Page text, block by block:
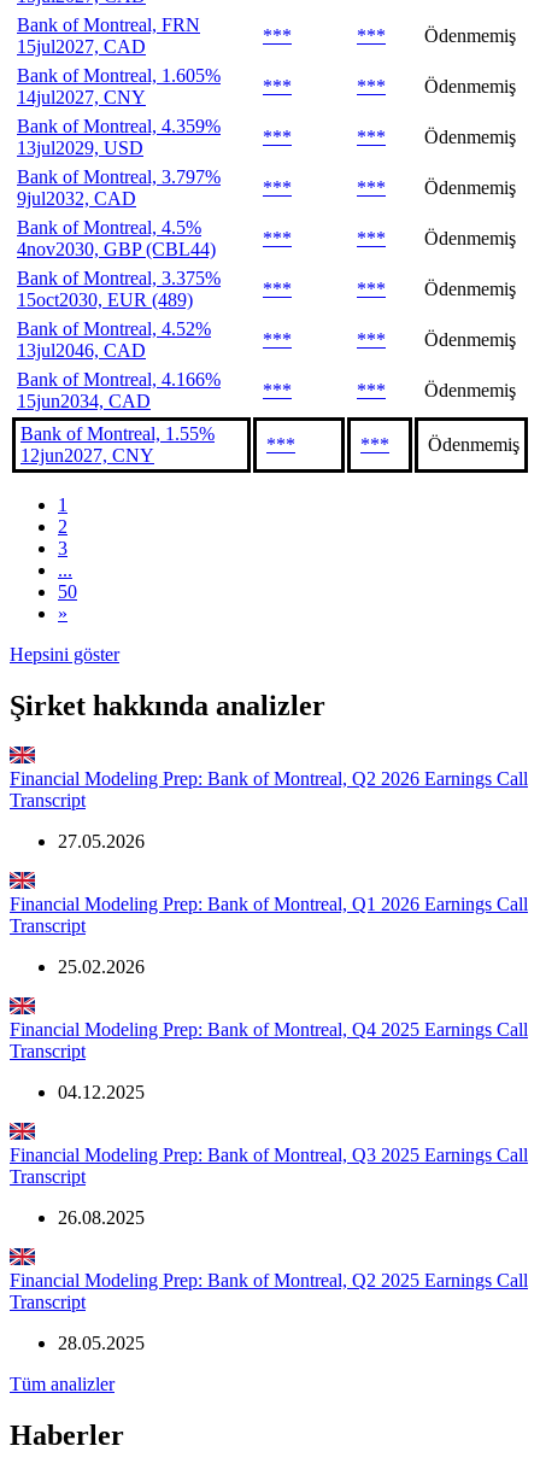
Bank of Montreal, FRN
15jul2027, CAD
*** ***
Ödenmemiş
Bank of Montreal, 1.605%
14jul2027, CNY
*** ***
Ödenmemiş
Bank of Montreal, 4.359%
13jul2029, USD
*** ***
Ödenmemiş
Bank of Montreal, 3.797%
9jul2032, CAD
*** ***
Ödenmemiş
Bank of Montreal, 4.5%
4nov2030, GBP (CBL44)
*** ***
Ödenmemiş
Bank of Montreal, 3.375%
15oct2030, EUR (489)
*** ***
Ödenmemiş
Bank of Montreal, 4.52%
13jul2046, CAD
*** ***
Ödenmemiş
Bank of Montreal, 4.166%
15jun2034, CAD
*** *** Ödenmemiş
Bank of Montreal, 1.55%
12jun2027, CNY
*** *** Ödenmemiş
1
2
3
...
50
»
Hepsini göster
Şirket hakkında analizler
Financial Modeling Prep: Bank of Montreal, Q2 2026 Earnings Call
Transcript
27.05.2026
Financial Modeling Prep: Bank of Montreal, Q1 2026 Earnings Call
Transcript
25.02.2026
Financial Modeling Prep: Bank of Montreal, Q4 2025 Earnings Call
Transcript
04.12.2025
Financial Modeling Prep: Bank of Montreal, Q3 2025 Earnings Call
Transcript
26.08.2025
Financial Modeling Prep: Bank of Montreal, Q2 2025 Earnings Call
Transcript
28.05.2025
Tüm analizler
Haberler